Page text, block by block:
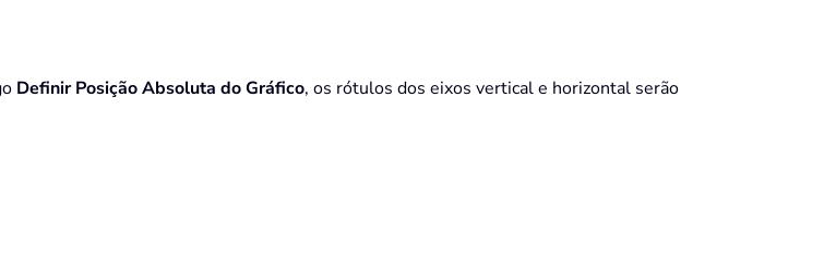
Definir Posição Absoluta do Gráfico, os rótulos dos eixos vertical e horizontal serão